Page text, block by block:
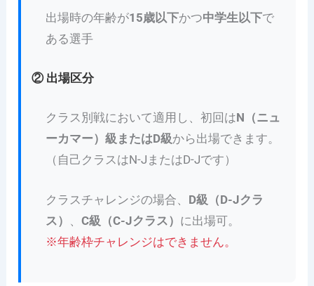
出場時の年齢が15歳以下かつ中学生以下で
ある選手
② 出場区分
クラス別戦において適用し、初回はN（ニュ
ーカマー）級またはD級から出場できます。
（自己クラスはN-JまたはD-Jです）
クラスチャレンジの場合、 D級（D-Jクラ
ス） 、C級（C-Jクラス） に出場可。
※年齢枠チャレンジはできません。